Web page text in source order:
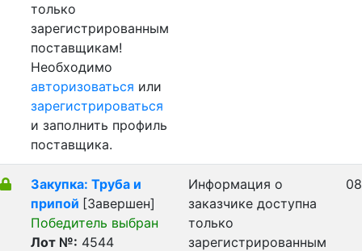
только
зарегистрированным
поставщикам!
Необходимо
авторизоваться или
зарегистрироваться
и заполнить профиль
поставщика.
Закупка: Труба и
припой [Завершен]
Победитель выбран
Лот №: 4544
Информация о
заказчике доступна
только
зарегистрированным